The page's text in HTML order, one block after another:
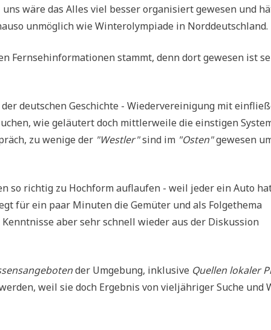
wäre das Alles viel bes­ser orga­ni­siert gewe­sen und
unmög­lich wie Win­ter­olym­pia­de in Norddeutschland.
Fern­seh­in­for­ma­tio­nen stammt, denn dort gewe­sen ist
deut­schen Geschich­te - Wie­der­ver­ei­ni­gung mit
wie geläu­tert doch mitt­ler­wei­le die ein­sti­gen
zu weni­ge der "West­ler"sind im "Osten"gewe­sen
so rich­tig zu Hoch­form auf­lau­fen - weil jeder ein Auto
für ein paar Minu­ten die Gemü­ter und als Fol­ge­the­ma
aber sehr schnell wie­der aus der Dis­kus­si­on
der Umge­bung, inklu­si­ve Quel­len loka­ler
weil sie doch Ergeb­nis von viel­jäh­ri­ger Suche und